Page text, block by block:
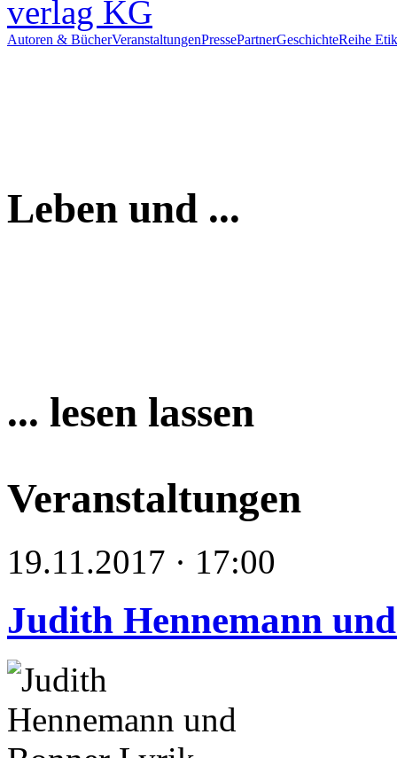
Autoren & BücherVeranstaltungenPressePartnerGeschichteReihe
Leben und ...
... lesen lassen
Veranstaltungen
19.11.2017 · 17:00
Judith Hennemann